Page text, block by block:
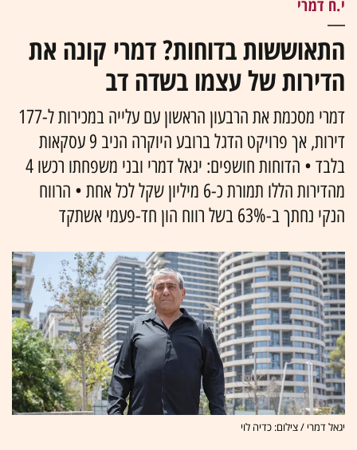
י.ח דמרי
התאוששות בדוחות? דמרי קונה את
הדירות של עצמו בשדה דב
דמרי מסכמת את הרבעון הראשון עם עלייה במכירות ל-177
דירות, אך פרויקט הדגל ברובע היוקרה הניב 9 עסקאות
בלבד • הדוחות חושפים: יגאל דמרי ובני משפחתו רכשו 4
מהדירות הללו תמורת כ-6 מיליון שקל לכל אחת • הרווח
הנקי נחתך ב-63% בשל רווח הון חד-פעמי אשתקד
יגאל דמרי / צילום: כדיה לוי